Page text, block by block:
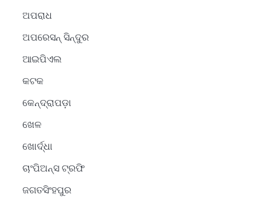
ଅପରାଧ
ଅପରେସନ୍ ସିନ୍ଦୁର
ଆଇପିଏଲ
କଟକ
କେନ୍ଦ୍ରାପଡ଼ା
ଖେଳ
ଖୋର୍ଦ୍ଧା
ଚାଂପିଅନ୍ସ ଟ୍ରଫି
ଜଗତସିଂହପୁର